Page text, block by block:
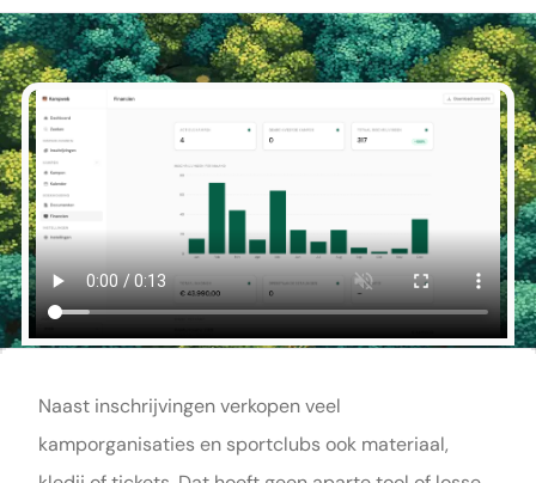
Naast inschrijvingen verkopen veel
kamporganisaties en sportclubs ook materiaal,